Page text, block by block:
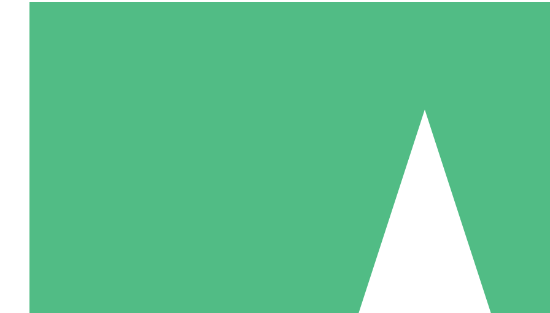
5 Descargas
15